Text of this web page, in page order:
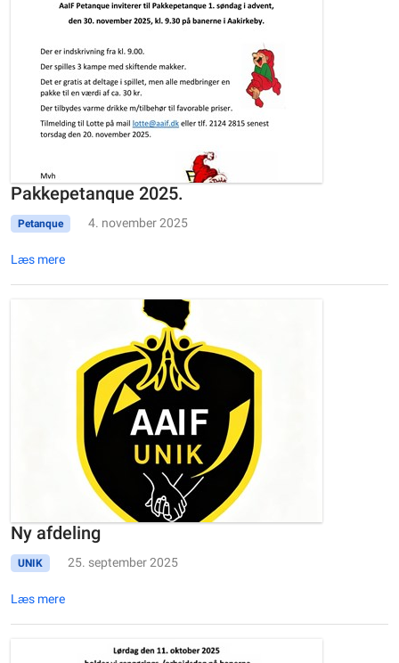
Pakkepetanque 2025.
Petanque 4. november 2025
Læs mere
Ny afdeling
UNIK 25. september 2025
Læs mere